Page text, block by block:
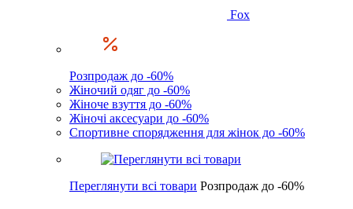
Fox
Розпродаж до -60%
Жіночий одяг до -60%
Жіноче взуття до -60%
Жіночі аксесуари до -60%
Спортивне спорядження для жінок до -60%
Переглянути всі товари Розпродаж до -60%